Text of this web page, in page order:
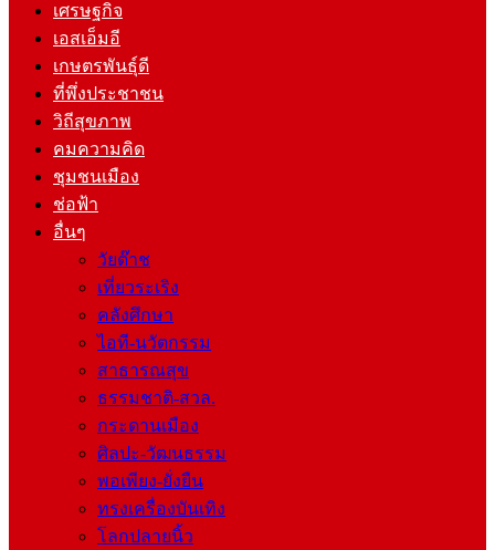
เศรษฐกิจ
เอสเอ็มอี
เกษตรพันธุ์ดี
ที่พึ่งประชาชน
วิถีสุขภาพ
คมความคิด
ชุมชนเมือง
ช่อฟ้า
อื่นๆ
วัยต๊าช
เที่ยวระเริง
คลังศึกษา
ไอที-นวัตกรรม
สาธารณสุข
ธรรมชาติ-สวล.
กระดานเมือง
ศิลปะ-วัฒนธรรม
พอเพียง-ยั่งยืน
ทรงเครื่องบันเทิง
โลกปลายนิ้ว